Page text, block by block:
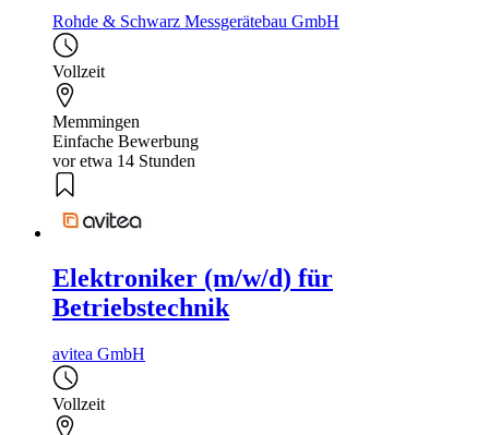
Rohde & Schwarz Messgerätebau GmbH
Vollzeit
Memmingen
Einfache Bewerbung
vor etwa 14 Stunden
Elektroniker (m/w/d) für
Betriebstechnik
avitea GmbH
Vollzeit